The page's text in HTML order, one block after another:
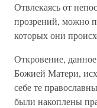
Отвлекаясь от
прозрений, можно
которых они
Откровение,
Божией Матери,
себе те
были накоплены